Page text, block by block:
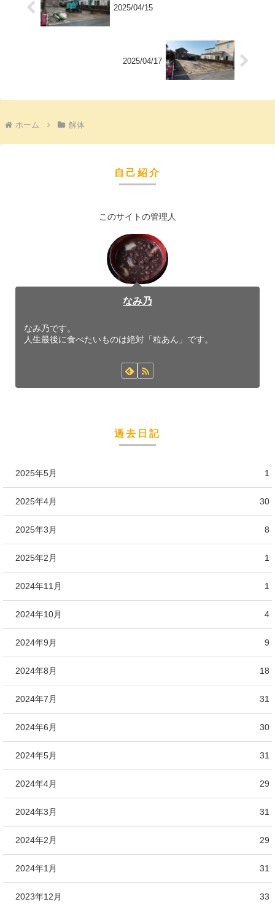
2025/04/15
2025/04/17
ホーム 解体
自己紹介
このサイトの管理人
なみ乃
なみ乃です。
人生最後に食べたいものは絶対「粒あん」です。
過去日記
2025年5月 1
2025年4月 30
2025年3月 8
2025年2月 1
2024年11月 1
2024年10月 4
2024年9月 9
2024年8月 18
2024年7月 31
2024年6月 30
2024年5月 31
2024年4月 29
2024年3月 31
2024年2月 29
2024年1月 31
2023年12月 33